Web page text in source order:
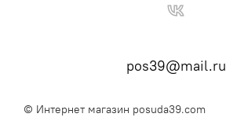
pos39@mail.ru
© Интернет магазин posuda39.com